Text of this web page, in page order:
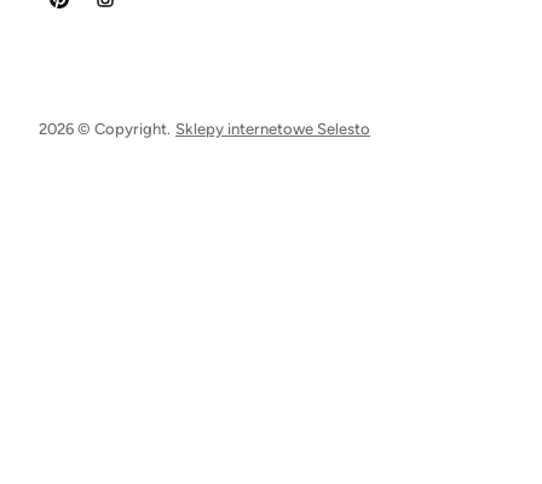
2026 © Copyright. Sklepy internetowe Selesto